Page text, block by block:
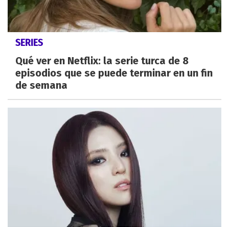
SERIES
Qué ver en Netflix: la serie turca de 8
episodios que se puede terminar en un fin
de semana